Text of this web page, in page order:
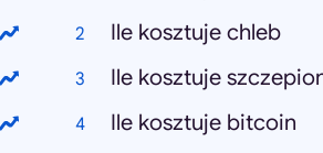
Ile kosztuje chleb
Ile kosztuje
Ile kosztuje bitcoin